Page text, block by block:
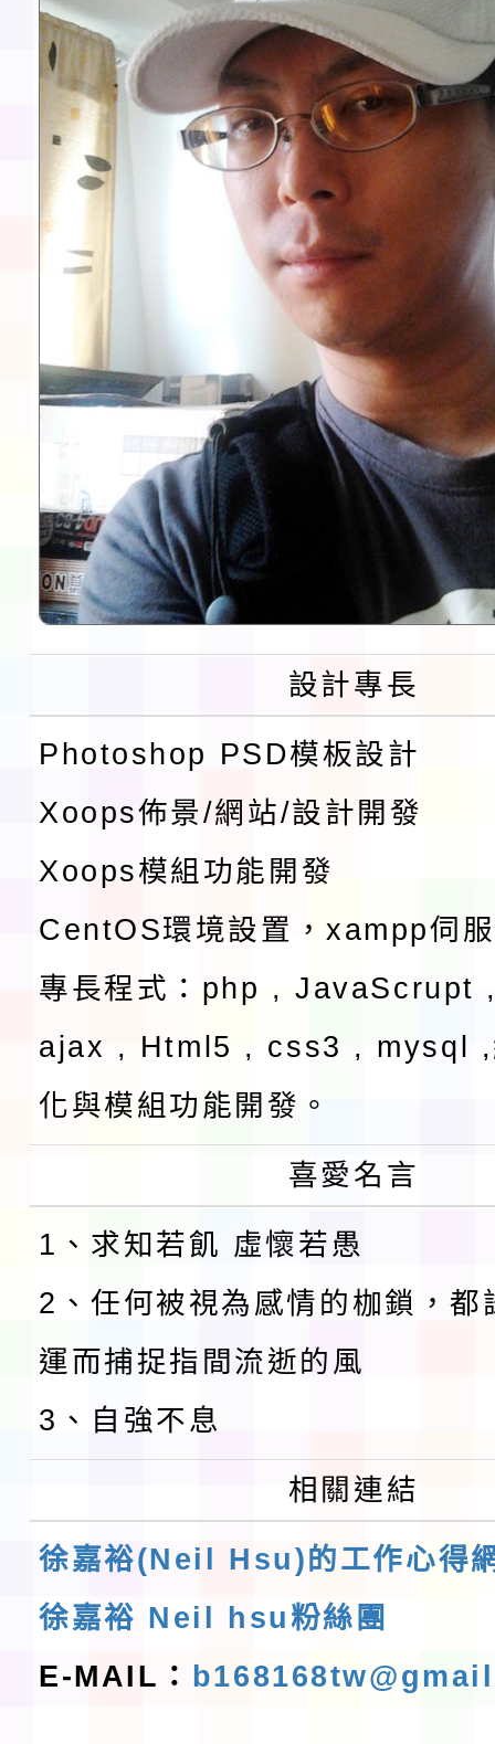
設計專長
Photoshop PSD模板設計
Xoops佈景/網站/設計開發
Xoops模組功能開發
CentOS環境設置，xampp伺
專長程式：php , JavaScrupt
ajax , Html5 , css3 , mysql ,
化與模組功能開發。
喜愛名言
1、求知若飢 虛懷若愚
2、任何被視為感情的枷鎖，都
運而捕捉指間流逝的風
3、自強不息
相關連結
徐嘉裕(Neil Hsu)的工作心得
徐嘉裕 Neil hsu粉絲團
E-MAIL：